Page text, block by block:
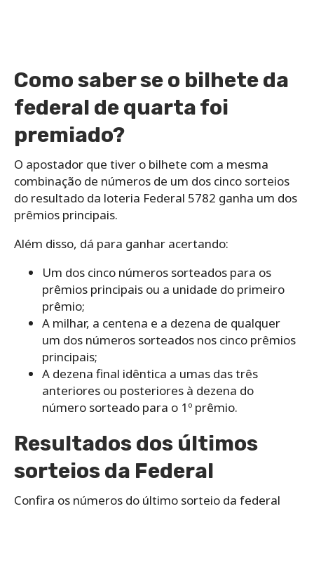
Como saber se o bilhete da
federal de quarta foi
premiado?
O apostador que tiver o bilhete com a mesma
combinação de números de um dos cinco sorteios
do resultado da loteria Federal 5782 ganha um dos
prêmios principais.
Além disso, dá para ganhar acertando:
Um dos cinco números sorteados para os
prêmios principais ou a unidade do primeiro
prêmio;
A milhar, a centena e a dezena de qualquer
um dos números sorteados nos cinco prêmios
principais;
A dezena final idêntica a umas das três
anteriores ou posteriores à dezena do
número sorteado para o 1º prêmio.
Resultados dos últimos
sorteios da Federal
Confira os números do último sorteio da federal